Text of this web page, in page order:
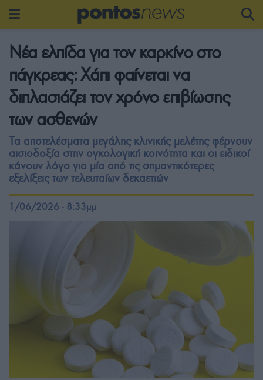
Νέα ελπίδα για τον καρκίνο στο
πάγκρεας: Χάπι φαίνεται να
διπλασιάζει τον χρόνο επιβίωσης
των ασθενών
Τα αποτελέσματα μεγάλης κλινικής μελέτης φέρνουν
αισιοδοξία στην ογκολογική κοινότητα και οι ειδικοί
κάνουν λόγο για μία από τις σημαντικότερες
εξελίξεις των τελευταίων δεκαετιών
1/06/2026 - 8:33μμ